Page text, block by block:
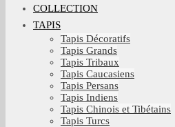
COLLECTION
TAPIS
Tapis Décoratifs
Tapis Grands
Tapis Tribaux
Tapis Caucasiens
Tapis Persans
Tapis Indiens
Tapis Chinois et Tibétains
Tapis Turcs